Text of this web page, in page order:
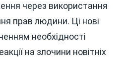
через використання
прав людини. Ці нові
необхідності
на злочини новітніх